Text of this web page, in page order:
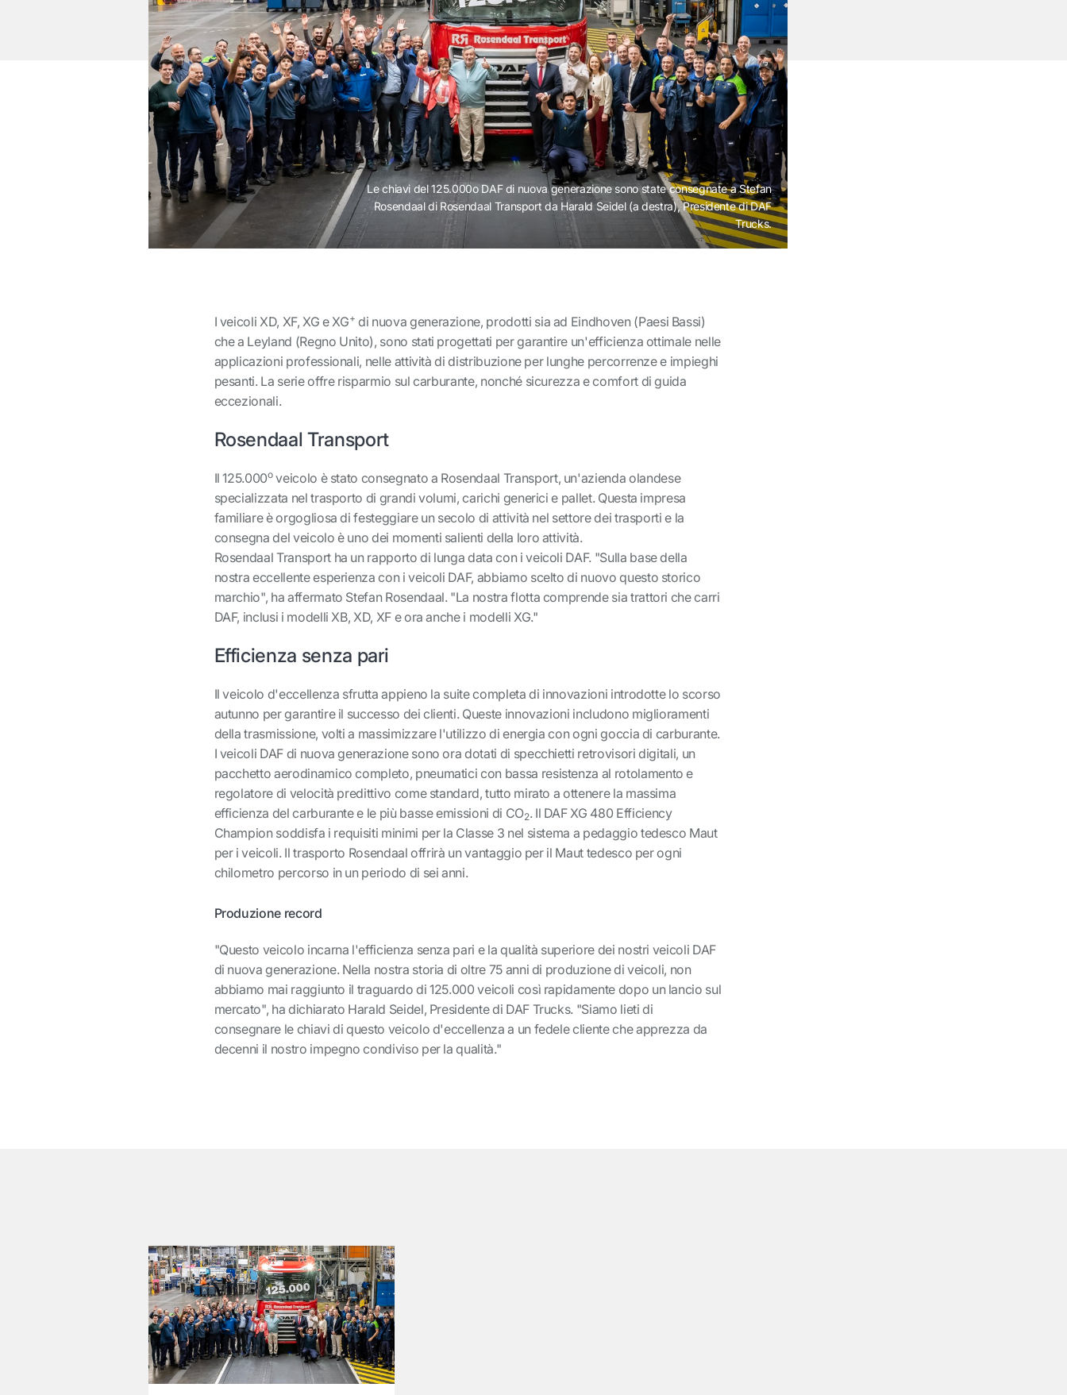
Le chiavi del 125.000o DAF di nuova generazione sono state consegnate a Stefan
Rosendaal di Rosendaal Transport da Harald Seidel (a destra), Presidente di DAF
Trucks.
I veicoli XD, XF, XG e XG+ di nuova generazione, prodotti sia ad Eindhoven (Paesi Bassi)
che a Leyland (Regno Unito), sono stati progettati per garantire un'efficienza ottimale nelle
applicazioni professionali, nelle attività di distribuzione per lunghe percorrenze e impieghi
pesanti. La serie offre risparmio sul carburante, nonché sicurezza e comfort di guida
eccezionali.
Rosendaal Transport
Il 125.000oveicolo è stato consegnato a Rosendaal Transport, un'azienda olandese
specializzata nel trasporto di grandi volumi, carichi generici e pallet. Questa impresa
familiare è orgogliosa di festeggiare un secolo di attività nel settore dei trasporti e la
consegna del veicolo è uno dei momenti salienti della loro attività.
Rosendaal Transport ha un rapporto di lunga data con i veicoli DAF. "Sulla base della
nostra eccellente esperienza con i veicoli DAF, abbiamo scelto di nuovo questo storico
marchio", ha affermato Stefan Rosendaal. "La nostra flotta comprende sia trattori che carri
DAF, inclusi i modelli XB, XD, XF e ora anche i modelli XG."
Efficienza senza pari
Il veicolo d'eccellenza sfrutta appieno la suite completa di innovazioni introdotte lo scorso
autunno per garantire il successo dei clienti. Queste innovazioni includono miglioramenti
della trasmissione, volti a massimizzare l'utilizzo di energia con ogni goccia di carburante.
I veicoli DAF di nuova generazione sono ora dotati di specchietti retrovisori digitali, un
pacchetto aerodinamico completo, pneumatici con bassa resistenza al rotolamento e
regolatore di velocità predittivo come standard, tutto mirato a ottenere la massima
efficienza del carburante e le più basse emissioni di CO2. Il DAF XG 480 Efficiency
Champion soddisfa i requisiti minimi per la Classe 3 nel sistema a pedaggio tedesco Maut
per i veicoli. Il trasporto Rosendaal offrirà un vantaggio per il Maut tedesco per ogni
chilometro percorso in un periodo di sei anni.
Produzione record
"Questo veicolo incarna l'efficienza senza pari e la qualità superiore dei nostri veicoli DAF
di nuova generazione. Nella nostra storia di oltre 75 anni di produzione di veicoli, non
abbiamo mai raggiunto il traguardo di 125.000 veicoli così rapidamente dopo un lancio sul
mercato", ha dichiarato Harald Seidel, Presidente di DAF Trucks. "Siamo lieti di
consegnare le chiavi di questo veicolo d'eccellenza a un fedele cliente che apprezza da
decenni il nostro impegno condiviso per la qualità."